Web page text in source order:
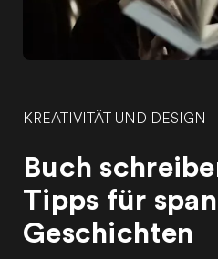
KREATIVITÄT UND DESIGN
Buch
Tipps für
Geschichten